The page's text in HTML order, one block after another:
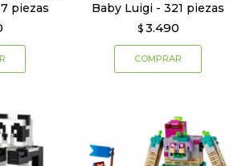
piezas
Baby Luigi - 321 piezas
$ 3.490